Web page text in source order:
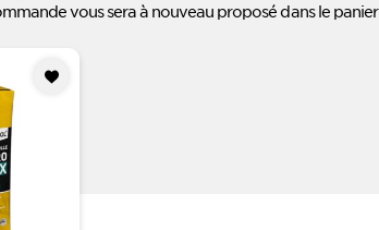
vous sera à nouveau proposé dans le panier
à mes